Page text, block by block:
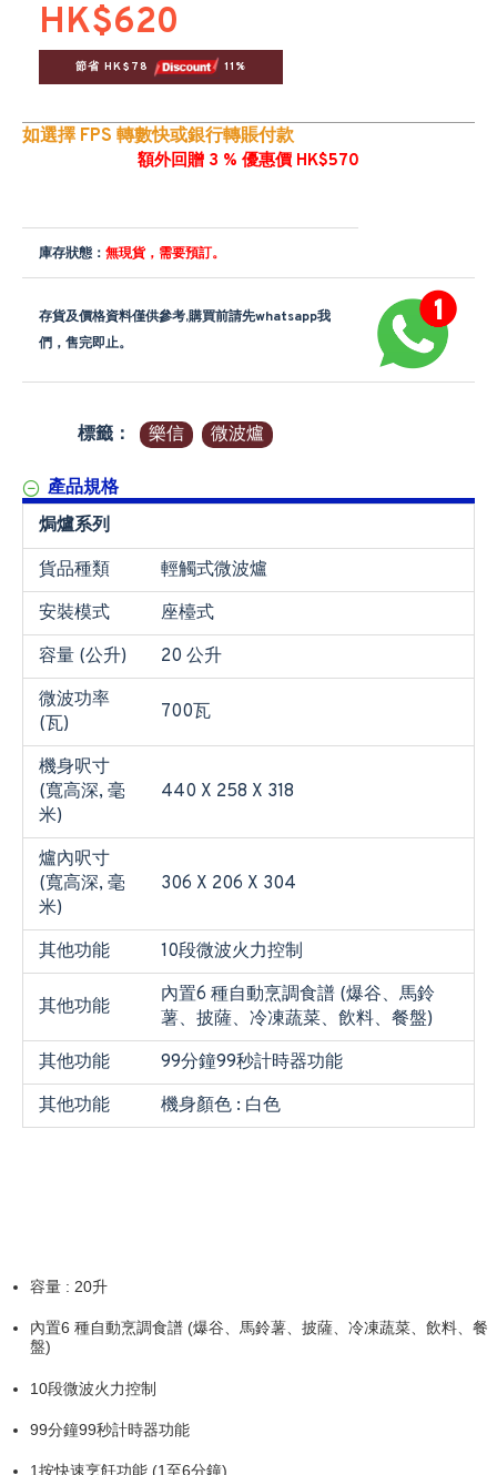
HK$620
節省 HK$78 11%
如選擇 FPS 轉數快或銀行轉賬付款
額外回贈 3 % 優惠價 HK$570
庫存狀態： 無現貨，需要預訂。
存貨及價格資料僅供參考,購買前請先whatsapp我
們，售完即止。
標籤： 樂信 微波爐
產品規格
焗爐系列
貨品種類
輕觸式微波爐
安裝模式
座檯式
容量 (公升)
20 公升
微波功率
(瓦)
700瓦
機身呎寸
(寬高深, 毫
米)
440 X 258 X 318
爐內呎寸
(寬高深, 毫
米)
306 X 206 X 304
其他功能 10段微波火力控制
其他功能
內置6 種自動烹調食譜 (爆谷、馬鈴
薯、披薩、冷凍蔬菜、飲料、餐盤)
其他功能
99分鐘99秒計時器功能
其他功能
機身顏色 : 白色
容量 : 20升
內置6 種自動烹調食譜 (爆谷、馬鈴薯、披薩、冷凍蔬菜、飲料、餐
盤)
10段微波火力控制
99分鐘99秒計時器功能
1按快速烹飪功能 (1至6分鐘)